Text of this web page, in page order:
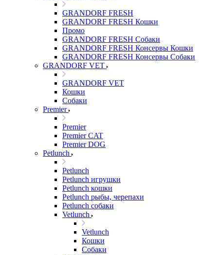
GRANDORF FRESH
GRANDORF FRESH Кошки
Промо
GRANDORF FRESH Собаки
GRANDORF FRESH Консервы Кошки
GRANDORF FRESH Консервы Собаки
GRANDORF VET
GRANDORF VET
Кошки
Собаки
Premier
Premier
Premier CAT
Premier DOG
Petlunch
Petlunch
Petlunch игрушки
Petlunch кошки
Petlunch рыбы, черепахи
Petlunch собаки
Vetlunch
Vetlunch
Кошки
Собаки